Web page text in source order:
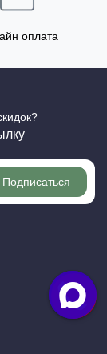
оплата
Подписаться